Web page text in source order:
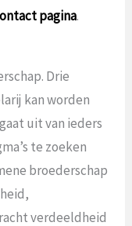
pagina.
Drie
kan worden
uit van ieders
te zoeken
broederschap
verdeeldheid